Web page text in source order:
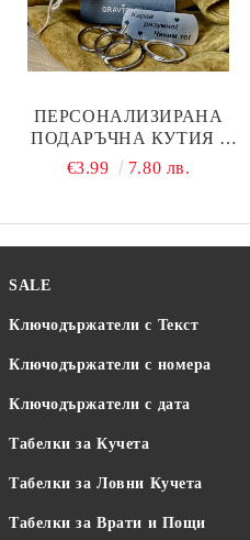
ПЕРСОНАЛИЗИРАНА
ПОДАРЪЧНА КУТИЯ -
ДОБАВИ КЪМ
€3.99 7.80 лв.
SALE
Ключодържатели с Текст
Ключодържатели с номера
Ключодържатели с дата
Табелки за Кучета
Табелки за Ловни Кучета
Табелки за Врати и Пощи